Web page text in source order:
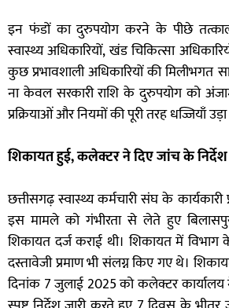
इन फंडों का दुरुपयोग करने के पीछे
स्वास्थ्य अधिकारियों, खंड चिकित्सा
कुछ प्रभावशाली अधिकारियों की मिलीभगत
ना केवल सरकारी राशि के दुरुपयोग को
प्रक्रियाओं और नियमों की पूरी तरह धज्जियाँ उड़ा
शिकायत हुई, कलेक्टर ने दिए जांच के निर्देश
छत्तीसगढ़ स्वास्थ्य कर्मचारी संघ के कार्यकारी
इस मामले को गंभीरता से लेते हुए
शिकायत दर्ज कराई थी। शिकायत में विभाग
दस्तावेजी प्रमाण भी संलग्न किए गए थे।
दिनांक 7 जुलाई 2025 को कलेक्टर